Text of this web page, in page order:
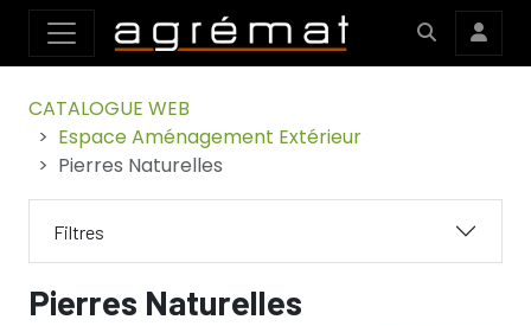
Filtres
CATALOGUE WEB
Espace Aménagement Extérieur
Pierres Naturelles
Pierres Naturelles